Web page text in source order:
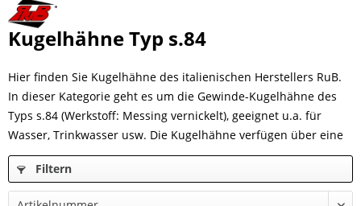
Kugelhähne Typ s.84
Hier finden Sie Kugelhähne des italienischen Herstellers RuB.
In dieser Kategorie geht es um die Gewinde-Kugelhähne des
Typs s.84 (Werkstoff: Messing vernickelt), geeignet u.a. für
Wasser, Trinkwasser usw. Die Kugelhähne verfügen über eine
DVGW-Trinkwasserzulassung.
Filtern